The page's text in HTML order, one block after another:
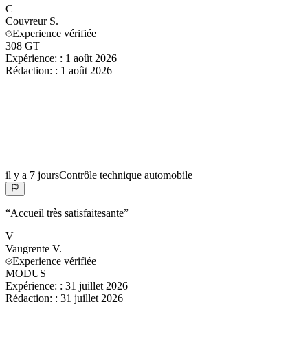
C
Couvreur S.
Experience vérifiée
308 GT
Expérience: : 1 août 2026
Rédaction: : 1 août 2026
il y a 7 joursContrôle technique automobile
“Accueil très satisfaitesante”
V
Vaugrente V.
Experience vérifiée
MODUS
Expérience: : 31 juillet 2026
Rédaction: : 31 juillet 2026